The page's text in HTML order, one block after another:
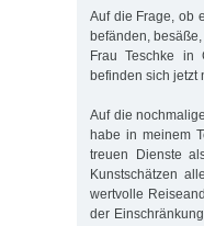
Auf die Frage, ob
befänden,
Frau Teschke in
befinden sich jetzt
Auf die
habe in meinem
treuen Dienste
Kunstschätzen
wertvolle
der